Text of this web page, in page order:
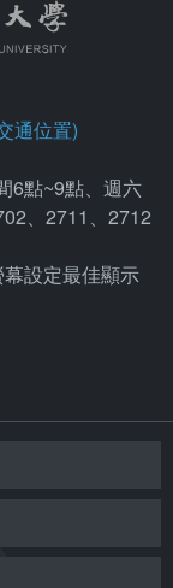
通位置)
6點~9點、週六
、2711、2712
設定最佳顯示